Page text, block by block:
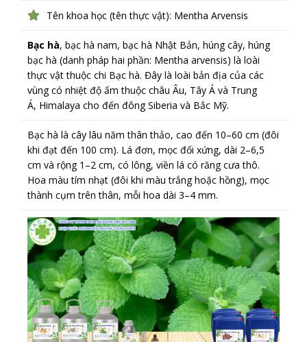
Tên khoa học (tên thực vật): Mentha Arvensis
Bạc hà, bạc hà nam, bạc hà Nhật Bản, húng cây, húng
bạc hà (danh pháp hai phần: Mentha arvensis) là loài
thực vật thuộc chi Bạc hà. Đây là loài bản địa của các
vùng có nhiệt độ ấm thuộc châu Âu, Tây Á và Trung
Á, Himalaya cho đến đông Siberia và Bắc Mỹ.
Bạc hà là cây lâu năm thân thảo, cao đến 10–60 cm (đôi
khi đạt đến 100 cm). Lá đơn, mọc đối xứng, dài 2–6,5
cm và rộng 1–2 cm, có lông, viền lá có răng cưa thô.
Hoa màu tím nhạt (đôi khi màu trắng hoặc hồng), mọc
thành cụm trên thân, mỗi hoa dài 3–4 mm.